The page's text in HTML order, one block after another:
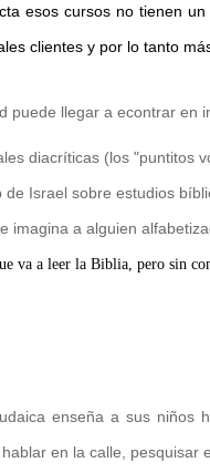
esos cursos no tienen
clientes y por lo tanto
puede llegar a econtrar en
diacríticas (los
Israel sobre estudios
imagina a alguien
va a leer la Biblia, pero sin
enseña a sus niños
en la calle, pesquisar